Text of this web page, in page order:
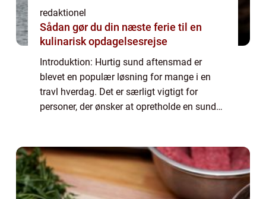
redaktionel
Sådan gør du din næste ferie til en
kulinarisk opdagelsesrejse
Introduktion: Hurtig sund aftensmad er
blevet en populær løsning for mange i en
travl hverdag. Det er særligt vigtigt for
personer, der ønsker at opretholde en sund